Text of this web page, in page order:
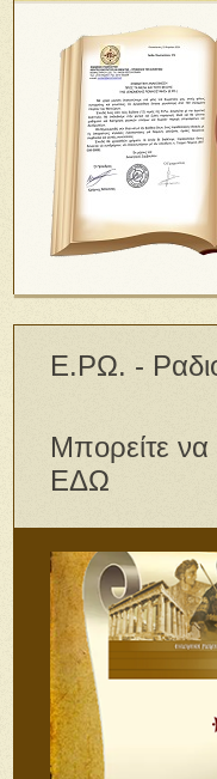
Ε.ΡΩ. -
Μπορείτε
ΕΔΩ